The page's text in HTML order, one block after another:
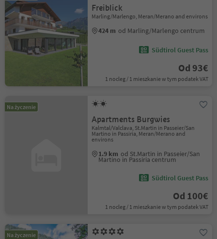
Freiblick
Marling/Marlengo, Meran/Merano and environs
424 m od Marling/Marlengo centrum
Südtirol Guest Pass
Od 93€
1 nocleg / 1 mieszkanie w tym podatek VAT
Na życzenie
Apartments Burgwies
Kalmtal/Valclava, St.Martin in Passeier/San
Martino in Passiria, Meran/Merano and
environs
1.9 km od St.Martin in Passeier/San
Martino in Passiria centrum
Südtirol Guest Pass
Od 100€
1 nocleg / 1 mieszkanie w tym podatek VAT
Na życzenie